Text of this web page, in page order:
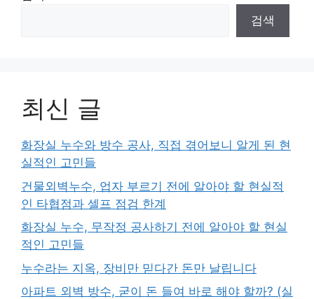
검색
최신 글
화장실 누수와 방수 공사, 직접 겪어보니 알게 된 현
실적인 고민들
건물외벽누수, 업자 부르기 전에 알아야 할 현실적
인 타협점과 셀프 점검 한계
화장실 누수, 무작정 공사하기 전에 알아야 할 현실
적인 고민들
누수라는 지옥, 장비만 믿다간 돈만 날립니다
아파트 외벽 방수, 굳이 돈 들여 바로 해야 할까? (실